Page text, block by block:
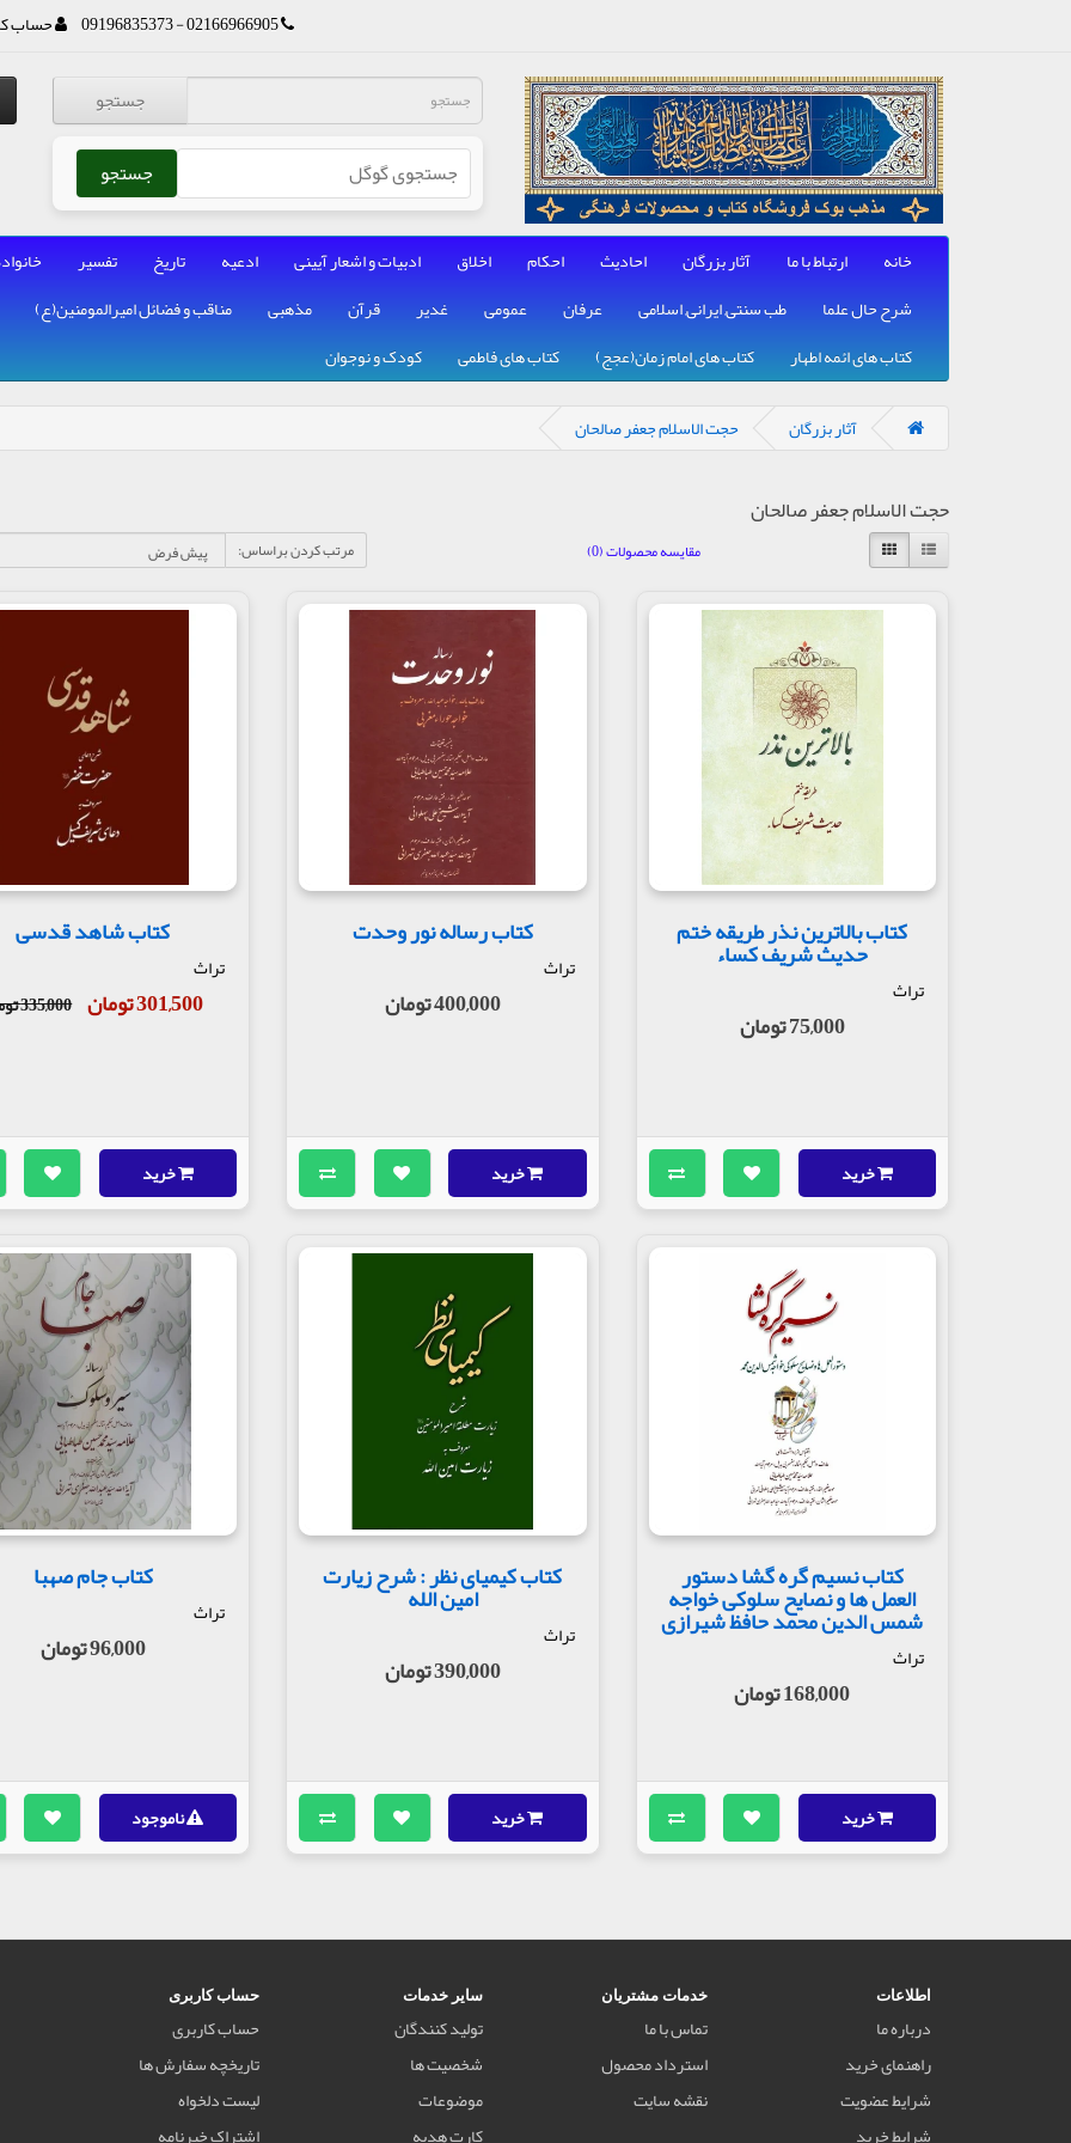
02166966905 - 09196835373 حساب
جستجو
جستجو
خانه ارتباط با ما آثار بزرگان احادیث احکام اخلاق ادبیات و اشعار آیینی ادعیه تاریخ تفسیر
شرح حال علما
طب سنتی, ایرانی, اسلامی عرفان عمومی غدیر قرآن مذهبی
مناقب و فضائل امیرالمومنین(ع)
کتاب های ائمه اطهار
کتاب های امام زمان(عجج) کتاب های فاطمی کودک و نوجوان
آثار بزرگان حجت الاسلام جعفر صالحان
حجت الاسلام جعفر صالحان
مقایسه محصولات (0) مرتب کردن براساس:
کتاب بالاترین نذر طریقه ختم
حدیث شریف کساء
تراث
75,000 تومان
خرید
کتاب رساله نور وحدت
تراث
400,000 تومان
خرید
کتاب شاهد قدسی
تراث
301,500 تومان 335,000 تومان
خرید
کتاب نسیم گره‌‌ گشا دستور
العمل‌ ها و نصایح سلوکی خواجه
شمس‌ الدین‌ محمد حافظ‌ شیرازی
تراث
168,000 تومان
خرید
کتاب کیمیای نظر : شرح زیارت
امین الله
تراث
390,000 تومان
خرید
کتاب جام صهبا
تراث
96,000 تومان
ناموجود
اطلاعات
درباره ما
راهنمای خرید
شرایط عضویت
شرایط خرید
خدمات مشتریان
تماس با ما
استرداد محصول
نقشه سایت
سایر خدمات
تولید کنندگان
شخصیت ها
موضوعات
کارت هدیه
حساب کاربری
حساب کاربری
تاریخچه سفارش ها
لیست دلخواه
اشتراک خبرنامه